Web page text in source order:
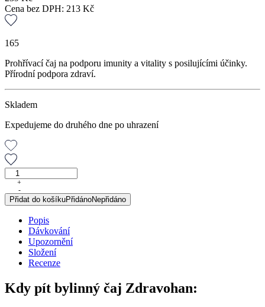
Cena bez DPH: 213 Kč
165
Prohřívací čaj na podporu imunity a vitality s posilujícími účinky.
Přírodní podpora zdraví.
Skladem
Expedujeme do druhého dne po uhrazení
Zdravohan,
ayurvédská
sypaná
směs,
množství
+
-
Přidat do košíkuPřidánoNepřidáno
Popis
Dávkování
Upozornění
Složení
Recenze
Kdy pít bylinný čaj Zdravohan: